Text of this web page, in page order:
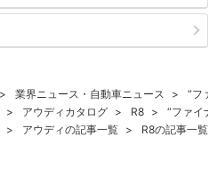
業界ニュース・自動車ニュース
“フ
アウディカタログ R8
“ファイ
アウディの記事一覧 R8の記事一覧